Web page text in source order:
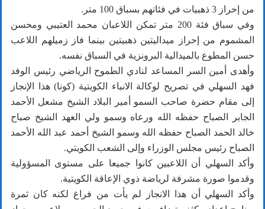
من إحراز 3 ذهبيات في فئاتهم بسباق 100 متر.
وفي سباق فئة 200 متر تمكن اللاعبان محمد العتيبي ومحسن
المشموم من إحراز ميداليتين ذهبيتين بينما فاز زميلهم اللاعب
حسن المطوع بالميدالية البرونزية في السباق نفسه.
وأهدى أمين السر المساعد لنادي الطموح الرياضي رئيس الوفد
فهد السهلي في تصريح لوكالة الانباء الكويتية (كونا) هذا الإنجاز
إلى مقام حضرة صاحب السمو أمير البلاد الشيخ مشعل الأحمد
الجابر الصباح حفظه الله ورعاه وسمو ولي العهد الشيخ صباح
خالد الحمد الصباح حفظه الله وسمو الشيخ أحمد عبد الله الأحمد
الصباح رئيس مجلس الوزراء وإلى الشعب الكويتي.
وأكد السهلي أن اللاعبين كانوا جميعا على مستوى المسؤولية
وقدموا صورة مشرفة لرياضة ذوي الإعاقة الكويتية.
وأكد السهلي أن هذا الانجاز لم يأت من فراغ لكنه كان ثمرة